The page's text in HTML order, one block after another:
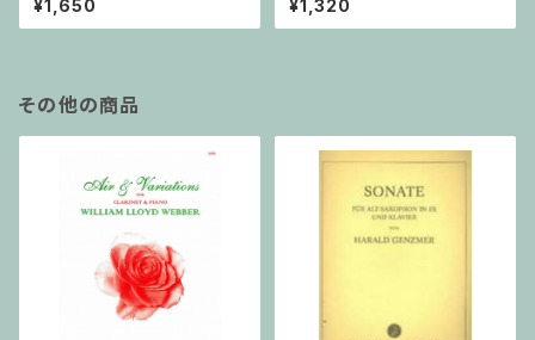
55-4, Op.75 / ヴァイオリンと
ピアノ
¥1,650 ¥1,320
その他の商品